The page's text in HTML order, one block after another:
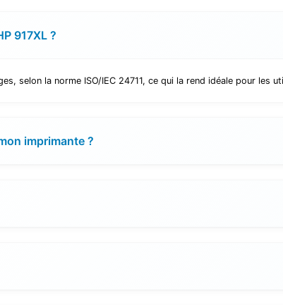
917XL ?
selon la norme ISO/IEC 24711, ce qui la rend idéale pour les
imprimante ?